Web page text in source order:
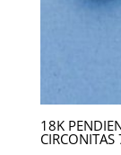
18K